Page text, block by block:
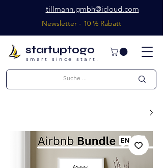
startuptogo
smart since start.
tillmann.gmbh@icloud.com
Newsletter - 10 % Rabatt